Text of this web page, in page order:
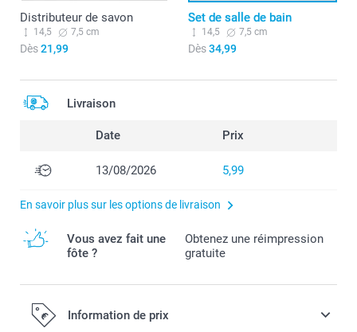
Distributeur de savon
14,5 7,5 cm
Dès21,99
Set de salle de bain
14,5 7,5 cm
Dès34,99
Livraison
Date Prix
13/08/2026 5,99
En savoir plus sur les options de livraison
Vous avez fait une
fôte ?
Obtenez une réimpression
gratuite
Information de prix